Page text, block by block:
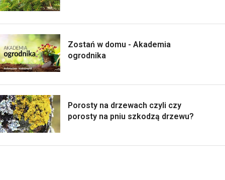
Zostań w domu - Akademia
ogrodnika
Porosty na drzewach czyli czy
porosty na pniu szkodzą drzewu?